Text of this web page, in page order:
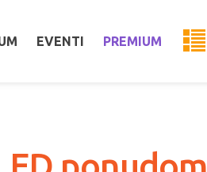
EVENTI PREMIUM